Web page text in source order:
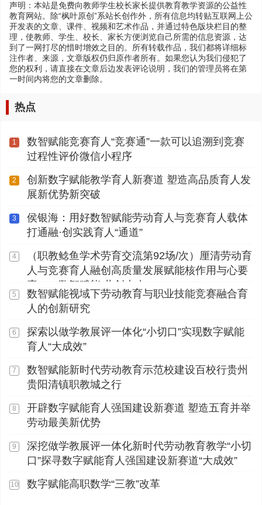
声明：本站是免费向教师学生校长家长提供教育教学资源的公益性
教育网站。除“枫叶原创”系站长创作外，所有信息均转贴互联网上公
开发表的文章、课件、视频和艺术作品，并通过特色版块栏目的整
理，使教师、学生、校长、家长方便浏览自己所需的信息资源，达
到了一网打尽的惜时增效之目的。所有转载作品，我们都将详细标
注作者、来源，文章版权仍归原作者所有。如果您认为我们侵犯了
您的权利，请直接在文章后边发表评论说明，我们的管理员将在第
一时间内将您的文章删除。
热点
1
数智赋能竞赛育人“竞赛通”一款可以追溯到竞赛
过程性评价微信小程序
2
创新数字赋能教学育人新赛道 塑造高品质育人发
展新优势新突破
3
侯银海：用好数智赋能劳动育人与竞赛育人载体
打通融·创实践育人“通道”
4
（职教鲶鱼学术劳育交流第92场/次）厘清劳动育
人与竞赛育人融创高质量发展赋能核作用与心要
素——数智赋能 共创未来
5
数智赋能视域下劳动教育与职业技能竞赛融合育
人的创新研究
6
探索以做学教展评一体化“小切口”实现数字赋能
育人“大成效”
7
数智赋能新时代劳动教育示范校建设百校行贵州
贵阳清镇职教城之行
8
开辟数字赋能育人强国建设新赛道 塑造五育并举
劳动最美新优势
9
深挖做学教展评一体化新时代劳动教育教学“小切
口”探寻数字赋能育人强国建设新赛道“大成效”
10 数字赋能高职数学“三教”改革